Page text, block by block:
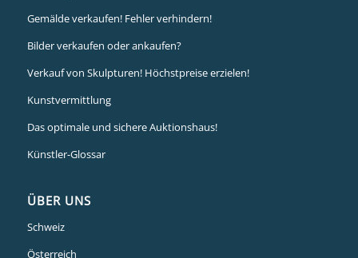
Gemälde verkaufen! Fehler verhindern!
Bilder verkaufen oder ankaufen?
Verkauf von Skulpturen! Höchstpreise erzielen!
Kunstvermittlung
Das optimale und sichere Auktionshaus!
Künstler-Glossar
ÜBER UNS
Schweiz
Österreich